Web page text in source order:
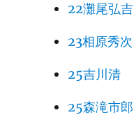
22灘尾弘吉
23相原秀次
25吉川清
25森滝市郎